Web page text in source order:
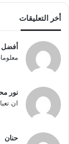
أخر التعليقات
أفضل
نور
ان
حنان